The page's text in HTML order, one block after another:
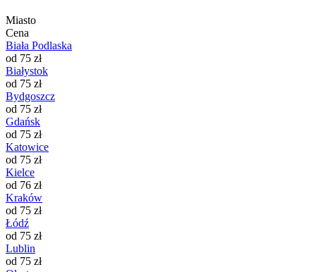
Miasto
Cena
Biała Podlaska
od 75 zł
Białystok
od 75 zł
Bydgoszcz
od 75 zł
Gdańsk
od 75 zł
Katowice
od 75 zł
Kielce
od 76 zł
Kraków
od 75 zł
Łódź
od 75 zł
Lublin
od 75 zł